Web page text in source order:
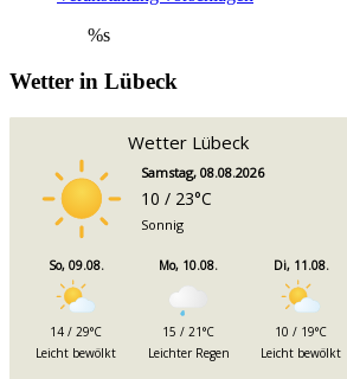
%s
Wetter in Lübeck
Wetter Lübeck
Samstag, 08.08.2026
10 / 23°C
Sonnig
So, 09.08.
14 / 29°C
Leicht bewölkt
Mo, 10.08.
15 / 21°C
Leichter Regen
Di, 11.08.
10 / 19°C
Leicht bewölkt